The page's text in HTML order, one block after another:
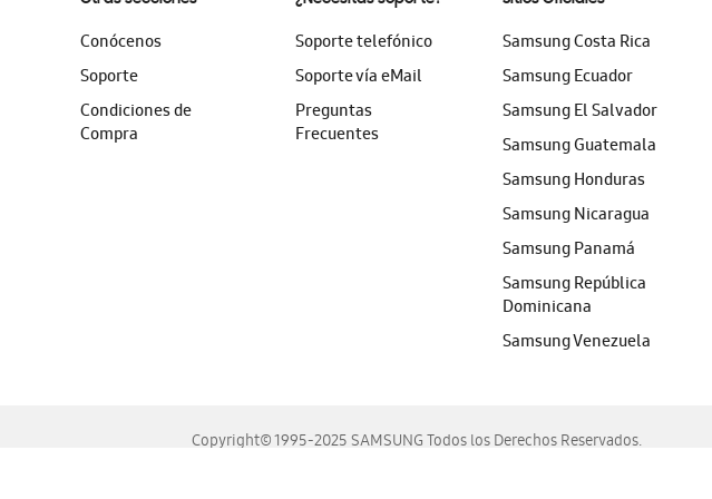
Conócenos
Soporte
Condiciones de
Compra
Soporte telefónico
Soporte vía eMail
Preguntas
Frecuentes
Samsung Costa Rica
Samsung Ecuador
Samsung El Salvador
Samsung Guatemala
Samsung Honduras
Samsung Nicaragua
Samsung Panamá
Samsung República
Dominicana
Samsung Venezuela
Copyright© 1995-2025 SAMSUNG Todos los Derechos Reservados.